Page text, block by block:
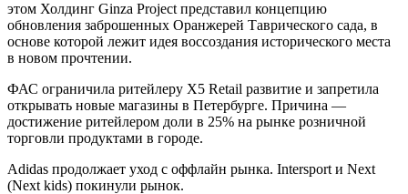
этом Холдинг Ginza Project представил концепцию
обновления заброшенных Оранжерей Таврического сада, в
основе которой лежит идея воссоздания исторического места
в новом прочтении.
ФАС ограничила ритейлеру X5 Retail развитие и запретила
открывать новые магазины в Петербурге. Причина —
достижение ритейлером доли в 25% на рынке розничной
торговли продуктами в городе.
Adidas продолжает уход с оффлайн рынка. Intersport и Next
(Next kids) покинули рынок.